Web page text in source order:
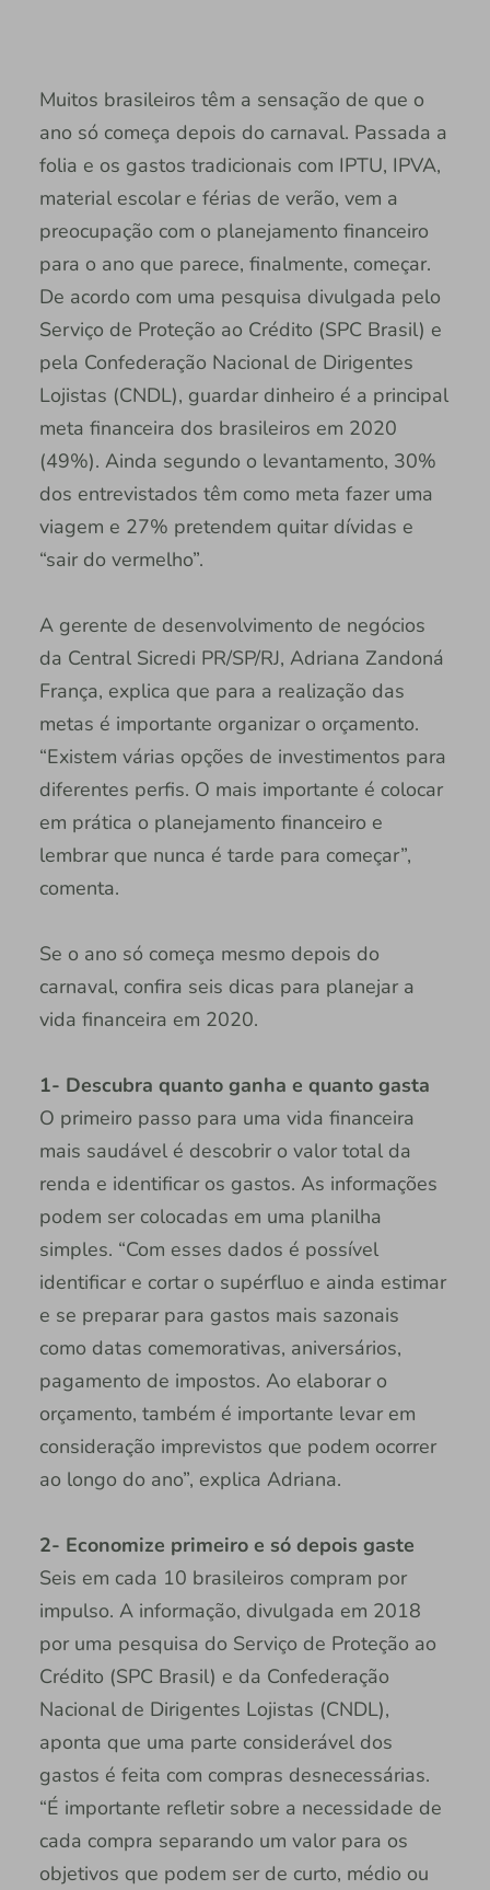
Muitos brasileiros têm a sensação de que o
ano só começa depois do carnaval. Passada a
folia e os gastos tradicionais com IPTU, IPVA,
material escolar e férias de verão, vem a
preocupação com o planejamento financeiro
para o ano que parece, finalmente, começar.
De acordo com uma pesquisa divulgada pelo
Serviço de Proteção ao Crédito (SPC Brasil) e
pela Confederação Nacional de Dirigentes
Lojistas (CNDL), guardar dinheiro é a principal
meta financeira dos brasileiros em 2020
(49%). Ainda segundo o levantamento, 30%
dos entrevistados têm como meta fazer uma
viagem e 27% pretendem quitar dívidas e
“sair do vermelho”.
A gerente de desenvolvimento de negócios
da Central Sicredi PR/SP/RJ, Adriana Zandoná
França, explica que para a realização das
metas é importante organizar o orçamento.
“Existem várias opções de investimentos para
diferentes perfis. O mais importante é colocar
em prática o planejamento financeiro e
lembrar que nunca é tarde para começar”,
comenta.
Se o ano só começa mesmo depois do
carnaval, confira seis dicas para planejar a
vida financeira em 2020.
1- Descubra quanto ganha e quanto gasta
O primeiro passo para uma vida financeira
mais saudável é descobrir o valor total da
renda e identificar os gastos. As informações
podem ser colocadas em uma planilha
simples. “Com esses dados é possível
identificar e cortar o supérfluo e ainda estimar
e se preparar para gastos mais sazonais
como datas comemorativas, aniversários,
pagamento de impostos. Ao elaborar o
orçamento, também é importante levar em
consideração imprevistos que podem ocorrer
ao longo do ano”, explica Adriana.
2- Economize primeiro e só depois gaste
Seis em cada 10 brasileiros compram por
impulso. A informação, divulgada em 2018
por uma pesquisa do Serviço de Proteção ao
Crédito (SPC Brasil) e da Confederação
Nacional de Dirigentes Lojistas (CNDL),
aponta que uma parte considerável dos
gastos é feita com compras desnecessárias.
“É importante refletir sobre a necessidade de
cada compra separando um valor para os
objetivos que podem ser de curto, médio ou